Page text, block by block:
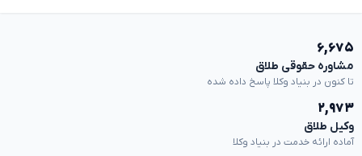
۶,۶۷۵
مشاوره حقوقی طلاق
تا کنون در بنیاد وکلا پاسخ داده شده
۲,۹۷۳
وکیل طلاق
آماده ارائه خدمت در بنیاد وکلا